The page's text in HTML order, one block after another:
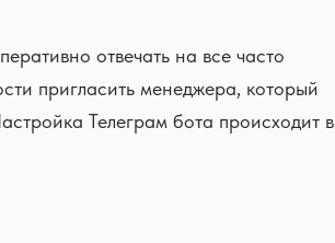
отвечать на все часто
пригласить менеджера, который
Телеграм бота происходит в